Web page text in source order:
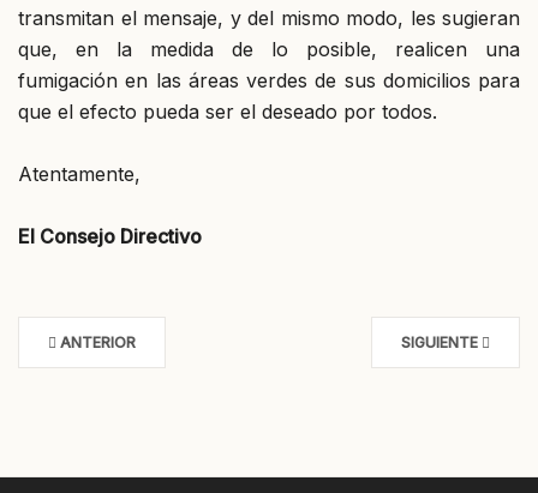
transmitan el mensaje, y del mismo modo, les sugieran
que, en la medida de lo posible, realicen una
fumigación en las áreas verdes de sus domicilios para
que el efecto pueda ser el deseado por todos.
Atentamente,
El Consejo Directivo
ANTERIOR SIGUIENTE